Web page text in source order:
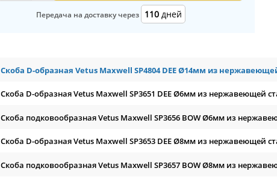
Передача на доставку через 110 дней
Скоба D-образная Vetus Maxwell SP4804 DEE Ø14мм из
Скоба D-образная Vetus Maxwell SP3651 DEE Ø6мм из нержавеющей
Скоба подковообразная Vetus Maxwell SP3656 BOW Ø6мм из
Скоба D-образная Vetus Maxwell SP3653 DEE Ø8мм из нержавеющей
Скоба подковообразная Vetus Maxwell SP3657 BOW Ø8мм из